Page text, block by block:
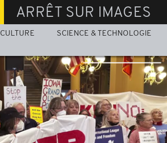
ARRÊT SUR IMAGES
CULTURE SCIENCE & TECHNOLOGIE